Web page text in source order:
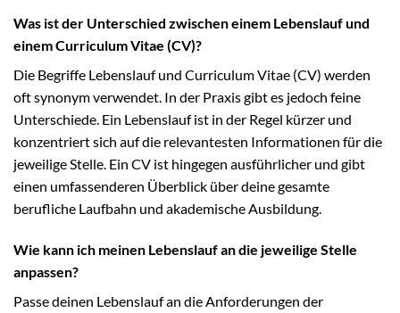
Was ist der Unterschied zwischen einem Lebenslauf und
einem Curriculum Vitae (CV)?
Die Begriffe Lebenslauf und Curriculum Vitae (CV) werden
oft synonym verwendet. In der Praxis gibt es jedoch feine
Unterschiede. Ein Lebenslauf ist in der Regel kürzer und
konzentriert sich auf die relevantesten Informationen für die
jeweilige Stelle. Ein CV ist hingegen ausführlicher und gibt
einen umfassenderen Überblick über deine gesamte
berufliche Laufbahn und akademische Ausbildung.
Wie kann ich meinen Lebenslauf an die jeweilige Stelle
anpassen?
Passe deinen Lebenslauf an die Anforderungen der